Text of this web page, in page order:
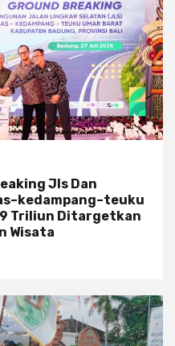
Jls Dan
Triliun Ditargetkan
Wisata